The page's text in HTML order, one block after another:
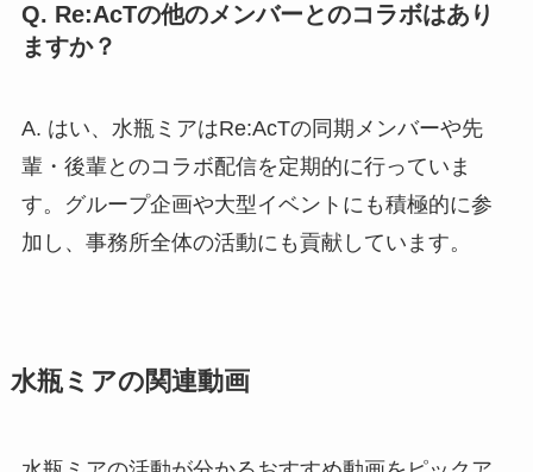
Q. Re:AcTの他のメンバーとのコラボはあり
ますか？
A. はい、水瓶ミアはRe:AcTの同期メンバーや先
輩・後輩とのコラボ配信を定期的に行っていま
す。グループ企画や大型イベントにも積極的に参
加し、事務所全体の活動にも貢献しています。
水瓶ミアの関連動画